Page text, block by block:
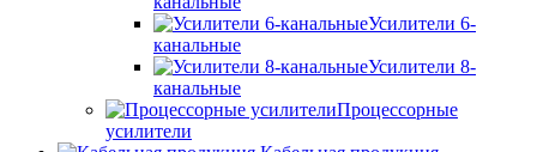
Усилители 6-
канальные
Усилители 8-
канальные
Процессорные
усилители